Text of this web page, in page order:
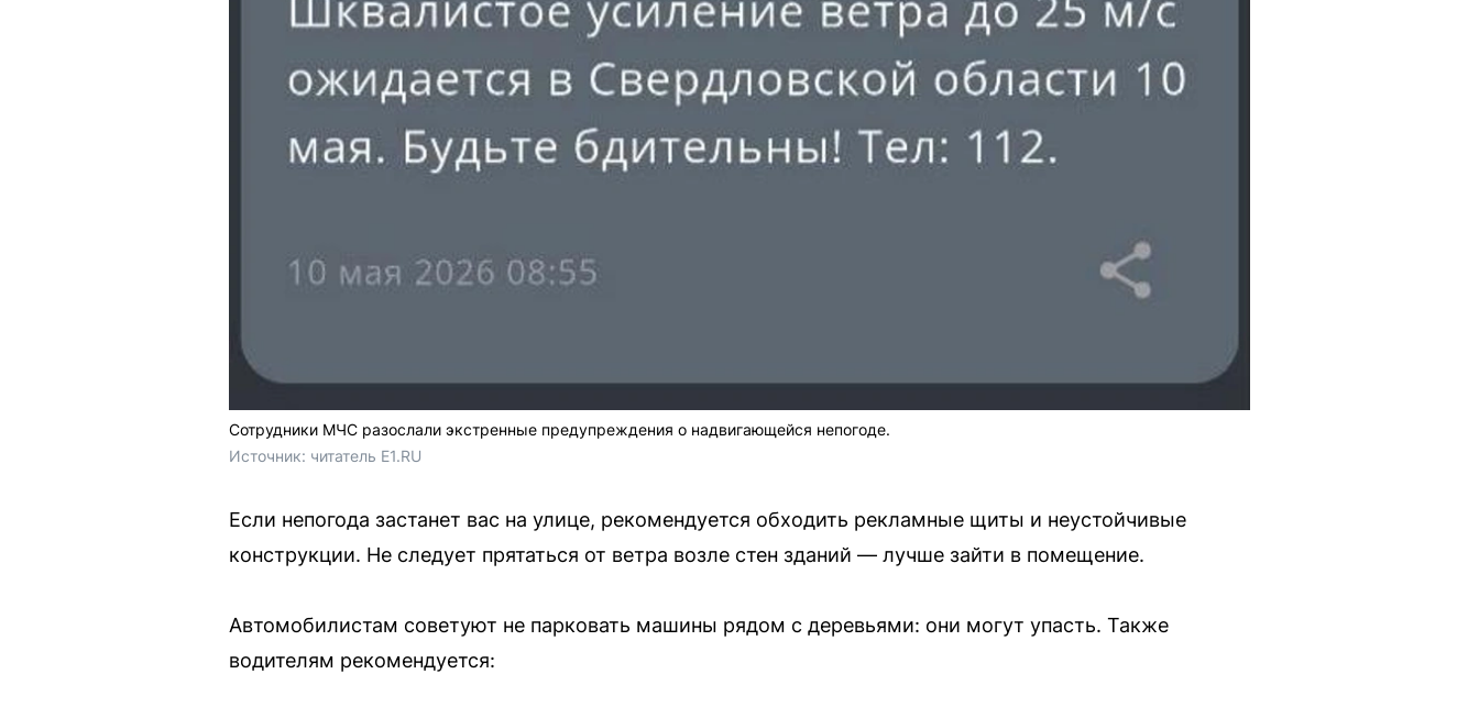
Сотрудники МЧС разослали экстренные предупреждения о надвигающейся непогоде.
Источник: читатель E1.RU
Если непогода застанет вас на улице, рекомендуется обходить рекламные щиты и неустойчивые
конструкции. Не следует прятаться от ветра возле стен зданий — лучше зайти в помещение.
Автомобилистам советуют не парковать машины рядом с деревьями: они могут упасть. Также
водителям рекомендуется: